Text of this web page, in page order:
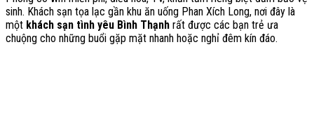
sinh. Khách sạn tọa lạc gần khu ăn uống Phan Xích Long, nơi đây là
một khách sạn tình yêu Bình Thạnh rất được các bạn trẻ ưa
chuộng cho những buổi gặp mặt nhanh hoặc nghỉ đêm kín đáo.